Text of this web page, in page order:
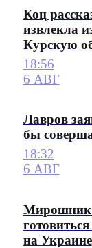
Коц
извлекла
Курскую
18:56
6 АВГ
Лавров
бы
18:32
6 АВГ
Мирошник
на Украине